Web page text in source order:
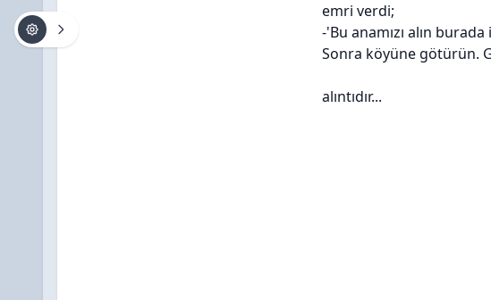
emri verdi;
-'Bu anamızı alın
Sonra köyüne götürün.
alıntıdır...